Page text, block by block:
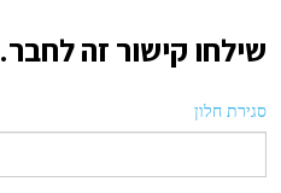
שילחו קישור זה לחבר.
סגירת חלון